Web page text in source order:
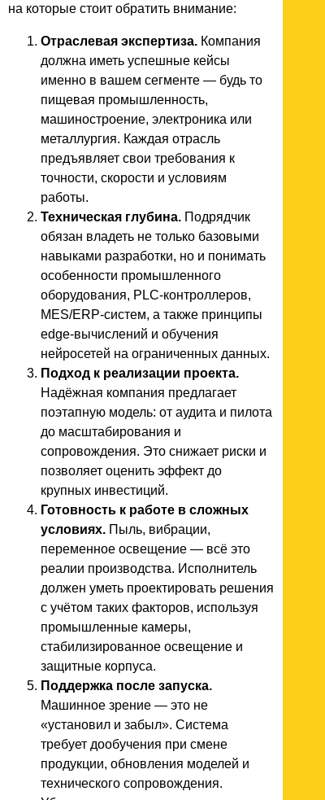
на которые стоит обратить внимание:
Отраслевая экспертиза. Компания
должна иметь успешные кейсы
именно в вашем сегменте — будь то
пищевая промышленность,
машиностроение, электроника или
металлургия. Каждая отрасль
предъявляет свои требования к
точности, скорости и условиям
работы.
Техническая глубина. Подрядчик
обязан владеть не только базовыми
навыками разработки, но и понимать
особенности промышленного
оборудования, PLC-контроллеров,
MES/ERP-систем, а также принципы
edge-вычислений и обучения
нейросетей на ограниченных данных.
Подход к реализации проекта.
Надёжная компания предлагает
поэтапную модель: от аудита и пилота
до масштабирования и
сопровождения. Это снижает риски и
позволяет оценить эффект до
крупных инвестиций.
Готовность к работе в сложных
условиях. Пыль, вибрации,
переменное освещение — всё это
реалии производства. Исполнитель
должен уметь проектировать решения
с учётом таких факторов, используя
промышленные камеры,
стабилизированное освещение и
защитные корпуса.
Поддержка после запуска.
Машинное зрение — это не
«установил и забыл». Система
требует дообучения при смене
продукции, обновления моделей и
технического сопровождения.